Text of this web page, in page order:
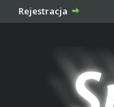
Rejestracja